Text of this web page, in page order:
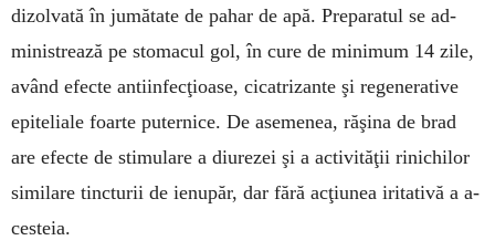
di­zol­vată în jumătate de pahar de apă. Preparatul se ad­
minis­trea­ză pe stoma­cul gol, în cure de mi­nimum 14 zile,
având efec­te anti­infecţioa­se, cicatri­zante şi regene­ra­ti­ve
epi­teliale foarte pu­ternice. De ase­menea, ră­şina de brad
are efecte de stimulare a diu­rezei şi a ac­tivităţii rini­chi­lor
similare tinc­turii de ienu­păr, dar fără acţiu­nea irita­tivă a a­
ces­­teia.